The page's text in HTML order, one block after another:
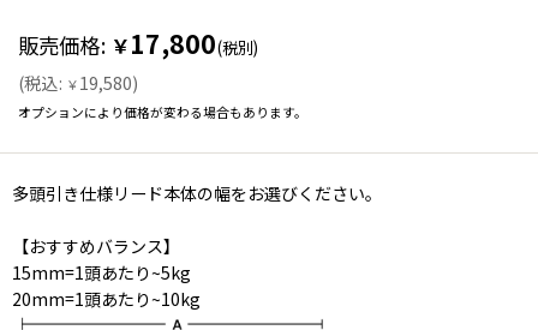
販売価格: ￥17,800(税別)
(税込: ￥19,580)
オプションにより価格が変わる場合もあります。
多頭引き仕様リード本体の幅をお選びください。
【おすすめバランス】
15mm=1頭あたり~5kg
20mm=1頭あたり~10kg